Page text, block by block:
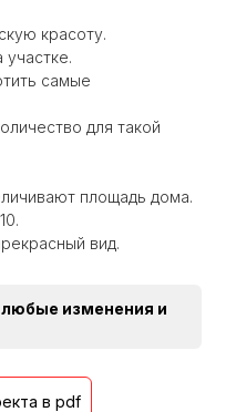
красоту.
самые
для такой
площадь дома.
вид.
изменения и
в pdf